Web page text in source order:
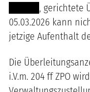
, gerichtete
05.03.2026 kann
jetzige Aufenthalt
Die
i.V.m. 204 ff ZPO